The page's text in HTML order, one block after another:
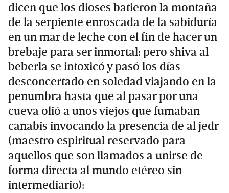
dicen que los dioses batieron la montaña
de la serpiente enroscada de la sabiduría
en un mar de leche con el fin de hacer un
brebaje para ser inmortal: pero shiva al
beberla se intoxicó y pasó los días
desconcertado en soledad viajando en la
penumbra hasta que al pasar por una
cueva olió a unos viejos que fumaban
canabis invocando la presencia de al jedr
(maestro espiritual reservado para
aquellos que son llamados a unirse de
forma directa al mundo etéreo sin
intermediario):